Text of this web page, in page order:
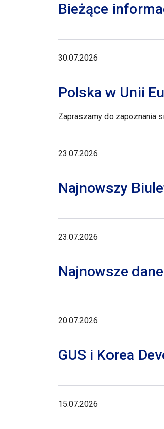
Bieżące
30.07.2026
Polska w Unii
Zapraszamy do zapoznania
23.07.2026
Najnowszy
23.07.2026
Najnowsze
20.07.2026
GUS i Korea
15.07.2026